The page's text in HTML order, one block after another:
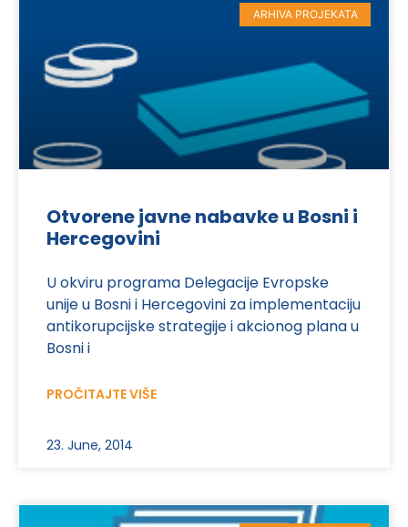
ARHIVA PROJEKATA
Otvorene javne nabavke u Bosni i
Hercegovini
U okviru programa Delegacije Evropske
unije u Bosni i Hercegovini za implementaciju
antikorupcijske strategije i akcionog plana u
Bosni i
PROČITAJTE VIŠE
23. June, 2014